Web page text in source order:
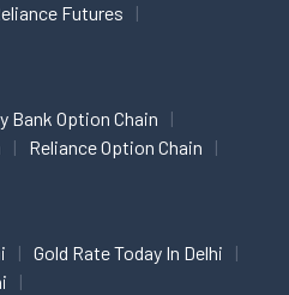
Futures
Bank Option Chain
Reliance Option Chain
Gold Rate Today In Delhi